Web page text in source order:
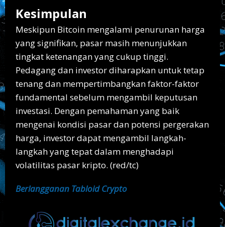
Kesimpulan
Meskipun Bitcoin mengalami penurunan harga
yang signifikan, pasar masih menunjukkan
tingkat ketenangan yang cukup tinggi.
Pedagang dan investor diharapkan untuk tetap
tenang dan mempertimbangkan faktor-faktor
fundamental sebelum mengambil keputusan
investasi. Dengan pemahaman yang baik
mengenai kondisi pasar dan potensi pergerakan
harga, investor dapat mengambil langkah-
langkah yang tepat dalam menghadapi
volatilitas pasar kripto. (red/tc)
Berlangganan Tabloid Crypto